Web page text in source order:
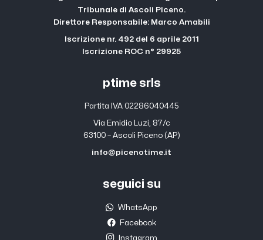
Tribunale di Ascoli Piceno.
Direttore Responsabile: Marco Amabili
Iscrizione nr. 492 del 6 aprile 2011
Iscrizione ROC n° 29925
ptime srls
Partita IVA 02286040445
Via Emidio Luzi, 87/c
63100 – Ascoli Piceno (AP)
info@picenotime.it
seguici su
WhatsApp
Facebook
Instagram